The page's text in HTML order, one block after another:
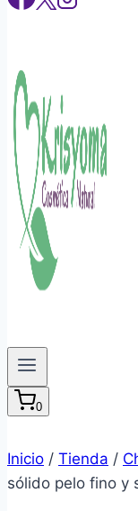
0
Inicio / Tienda /
sólido pelo fino y